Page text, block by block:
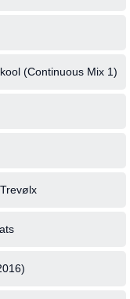
(Continuous Mix 1)